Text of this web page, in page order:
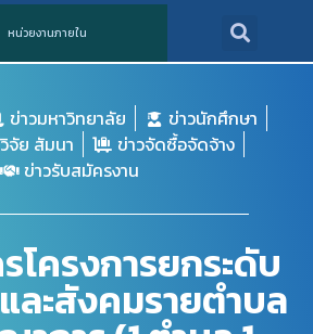
หน่วยงานภายใน
ข่าวมหาวิทยาลัย
ข่าวนักศึกษา
จัย สัมนา
ข่าวจัดซื้อจัดจ้าง
ข่าวรับสมัครงาน
โครงการยกระดับ
ละสังคมรายตำบล